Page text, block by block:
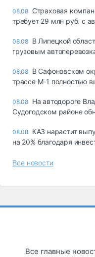
08.08 Страховая
требует 29 млн руб. с
08.08 В Липецкой
грузовым
08.08 В Сафоновском
трассе М-1 полностью
08.08 На автодороге
Судогодском районе
08.08 КАЗ нарастит
на 20% благодаря
Все новости
Все главные